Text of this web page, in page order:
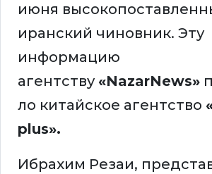
июня
иранский чиновник. Эту
информацию
агентству «NazarNews»
ло китайское агентство
plus».
Ибрахим Резаи,